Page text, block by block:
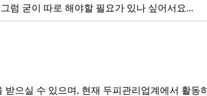
럼 굳이 따로 해야할 필요가 있나 싶어서요...
으실 수 있으며, 현재 두피관리업계에서 활동